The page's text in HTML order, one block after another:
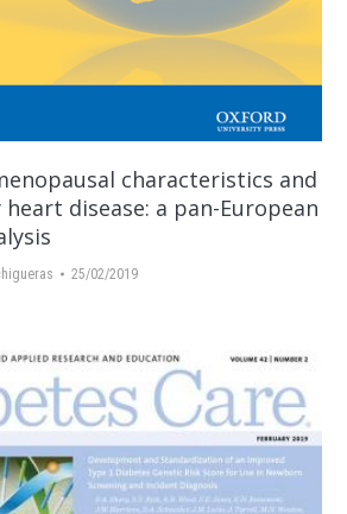
characteristics and
disease: a pan-European
25/02/2019